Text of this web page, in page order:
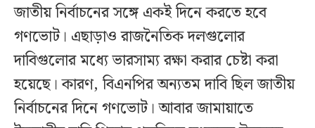
জাতীয় নির্বাচনের সঙ্গে একই দিনে করতে হবে
গণভোট। এছাড়াও রাজনৈতিক দলগুলোর
দাবিগুলোর মধ্যে ভারসাম্য রক্ষা করার চেষ্টা করা
হয়েছে। কারণ, বিএনপির অন্যতম দাবি ছিল জাতীয়
নির্বাচনের দিনে গণভোট। আবার জামায়াতে